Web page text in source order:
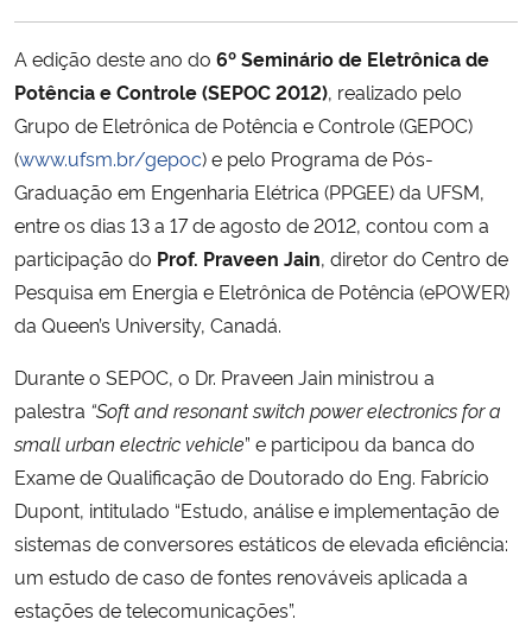
Ministério da Ciência, Tecnologia, Inovações e Comunicações
Ministério do Meio Ambiente
Ministério do Turismo
Ministério do Desenvolvimento Regional
Controladoria-Geral da União
Ministério da Mulher, da Família e dos Direitos Humanos
Secretaria-Geral
Secretaria de Governo
Gabinete de Segurança Institucional
A edição deste ano do 6º Seminário de Eletrônica de
Potência e Controle (SEPOC 2012), realizado pelo
Grupo de Eletrônica de Potência e Controle (GEPOC)
(www.ufsm.br/gepoc) e pelo Programa de Pós-
Graduação em Engenharia Elétrica (PPGEE) da UFSM,
entre os dias 13 a 17 de agosto de 2012, contou com a
participação do Prof. Praveen Jain, diretor do Centro de
Pesquisa em Energia e Eletrônica de Potência (ePOWER)
da Queen’s University, Canadá.
Durante o SEPOC, o Dr. Praveen Jain ministrou a
palestra “Soft and resonant switch power electronics for a
small urban electric vehicle” e participou da banca do
Exame de Qualificação de Doutorado do Eng. Fabrício
Dupont, intitulado “Estudo, análise e implementação de
sistemas de conversores estáticos de elevada eficiência:
um estudo de caso de fontes renováveis aplicada a
estações de telecomunicações”.